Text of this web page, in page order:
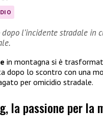
l’incidente stradale in
in montagna si è
dopo lo scontro con una
per omicidio stradale.
la passione per la